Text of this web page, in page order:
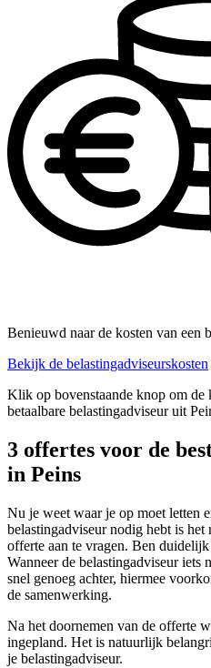
Benieuwd naar de kosten van een
Bekijk de belastingadviseurskosten
Klik op bovenstaande knop om de
betaalbare belastingadviseur uit
3 offertes voor de
in Peins
Nu je weet waar je op moet letten
belastingadviseur nodig hebt is het
offerte aan te vragen. Ben
Wanneer de belastingadviseur iets
snel genoeg achter, hiermee
de samenwerking.
Na het doornemen van de offerte
ingepland. Het is natuurlijk
je belastingadviseur.